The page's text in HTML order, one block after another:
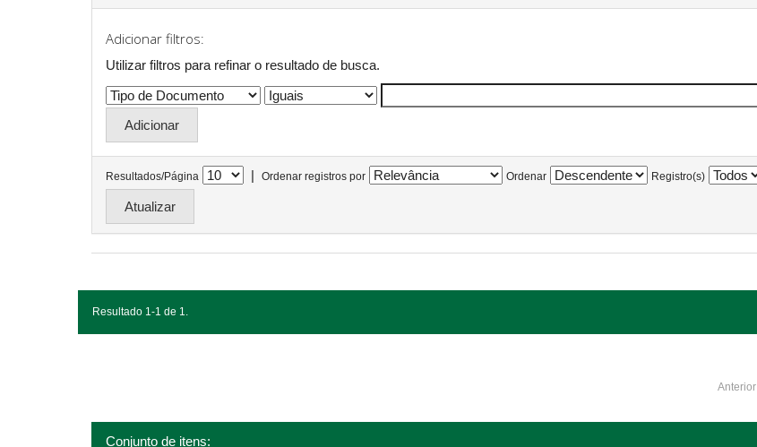
Adicionar filtros:
Utilizar filtros para refinar o resultado de busca.
Resultados/Página | Ordenar registros por Ordenar Registro(s)
Resultado 1-1 de 1.
Anterior
Conjunto de itens: